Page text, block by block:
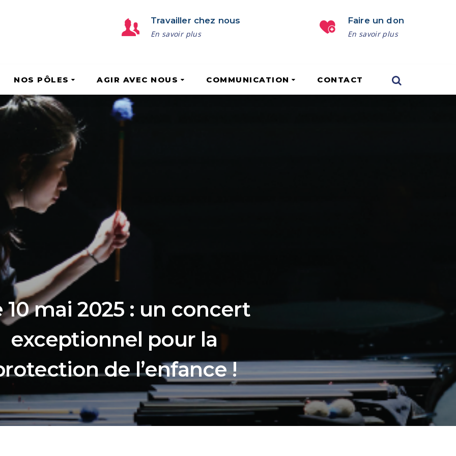
Travailler chez nous
En savoir plus
Faire un don
En savoir plus
NOS PÔLES AGIR AVEC NOUS COMMUNICATION CONTACT
10 mai 2025 : un concert
exceptionnel pour la
de l’enfance !